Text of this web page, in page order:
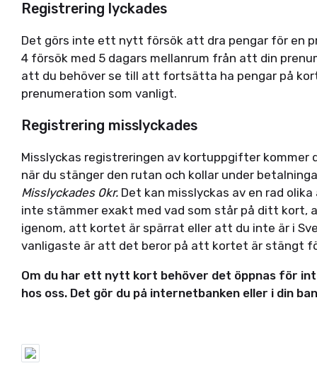
Registrering lyckades
Det görs inte ett nytt försök att dra pengar för en
4 försök med 5 dagars mellanrum från att din
att du behöver se till att fortsätta ha pengar på
prenumeration som vanligt.
Registrering misslyckades
Misslyckas registreringen av kortuppgifter kommer
när du stänger den rutan och kollar under
Misslyckades 0kr. Det kan misslyckas av en rad
inte stämmer exakt med vad som står på ditt kort,
igenom, att kortet är spärrat eller att du inte är i
vanligaste är att det beror på att kortet är stängt
Om du har ett nytt kort behöver det öppnas för
hos oss. Det gör du på internetbanken eller i din